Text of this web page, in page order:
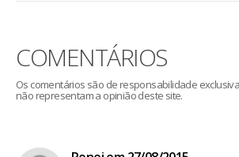
COMENTÁRIOS
Os comentários são de responsabilidade
não representam a opinião deste site.